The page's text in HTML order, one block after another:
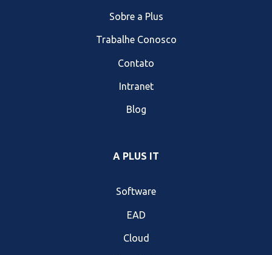
Sobre a Plus
Trabalhe Conosco
Contato
Intranet
Blog
A PLUS IT
Software
EAD
Cloud